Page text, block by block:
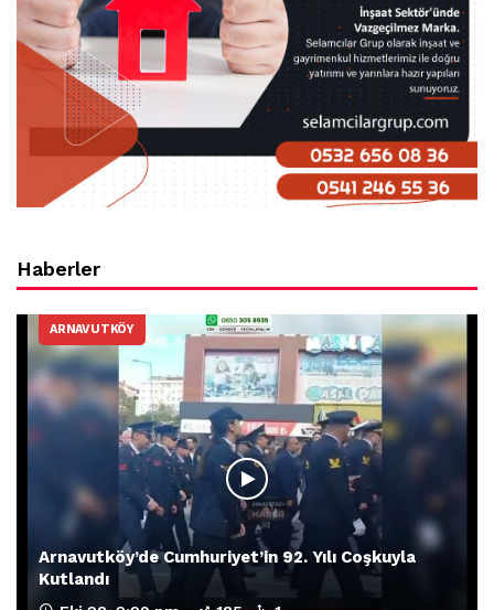
Haberler
ARNAVUTKÖY
Arnavutköy’de Cumhuriyet’in 92. Yılı Coşkuyla
Kutlandı